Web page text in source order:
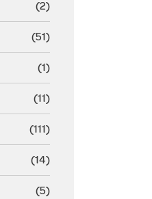
(2)
(51)
(1)
(11)
(111)
(14)
(5)